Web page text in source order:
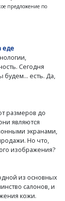
предложение по
еде
Сегодня
будем... есть. Да,
размеров до
являются
экранами,
Но что,
изображения?
из основных
салонов, и
кожи.